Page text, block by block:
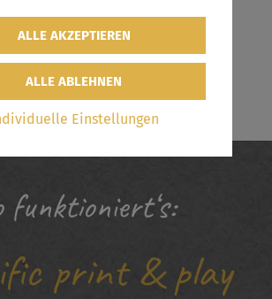
Einstellungen
funktioniert‘s:
print & play